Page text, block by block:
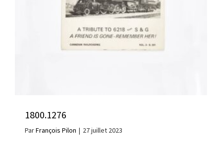
1800.1276
ParFrançois Pilon | 27 juillet 2023